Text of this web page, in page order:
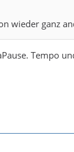
wieder ganz
Tempo